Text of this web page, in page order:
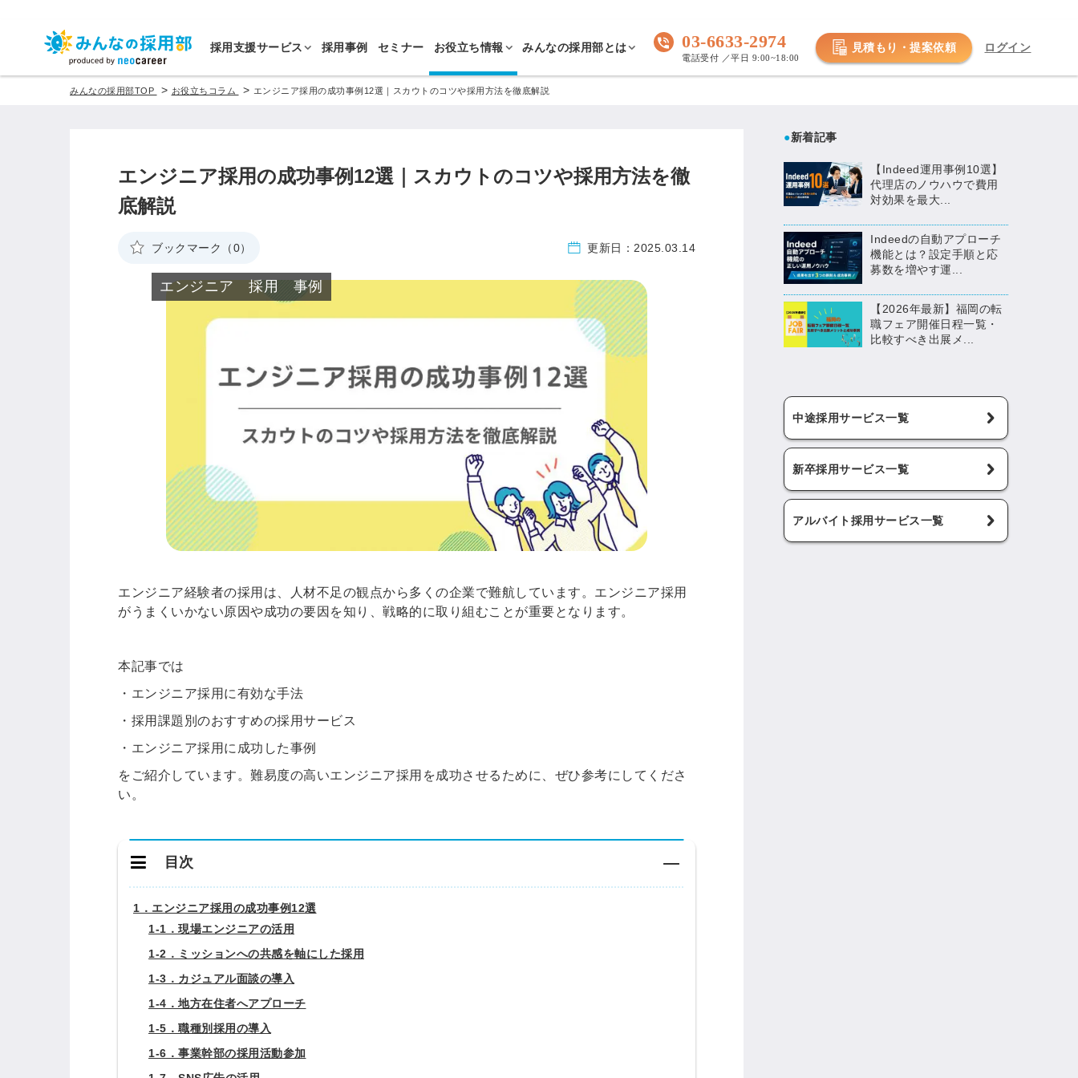
採用支援サービス 採用事例 セミナー お役立ち情報 みんなの採用部とは 03-6633-2974
電話受付 ／平日 9:00~18:00
見積もり・提案依頼 ログイン
みんなの採用部TOP > お役立ちコラム > エンジニア採用の成功事例12選｜スカウトのコツや採用方法を徹底解説
エンジニア採用の成功事例12選｜スカウトのコツや採用方法を徹
底解説
ブックマーク（0） 更新日： 2025.03.14
エンジニア 採用 事例
エンジニア経験者の採用は、人材不足の観点から多くの企業で難航しています。エンジニア採用
がうまくいかない原因や成功の要因を知り、戦略的に取り組むことが重要となります。
本記事では
・エンジニア採用に有効な手法
・採用課題別のおすすめの採用サービス
・エンジニア採用に成功した事例
をご紹介しています。 難易度の高いエンジニア採用を成功させるために、ぜひ参考にしてくださ
い。
目次
1．エンジニア採用の成功事例12選
1-1．現場エンジニアの活用
1-2．ミッションへの共感を軸にした採用
1-3．カジュアル面談の導入
1-4．地方在住者へアプローチ
1-5．職種別採用の導入
1-6．事業幹部の採用活動参加
●新着記事
【Indeed運用事例10選】
代理店のノウハウで費用
対効果を最大...
Indeedの自動アプローチ
機能とは？設定手順と応
募数を増やす運...
【2026年最新】福岡の転
職フェア開催日程一覧・
比較すべき出展メ...
中途採用サービス一覧
新卒採用サービス一覧
アルバイト採用サービス一覧